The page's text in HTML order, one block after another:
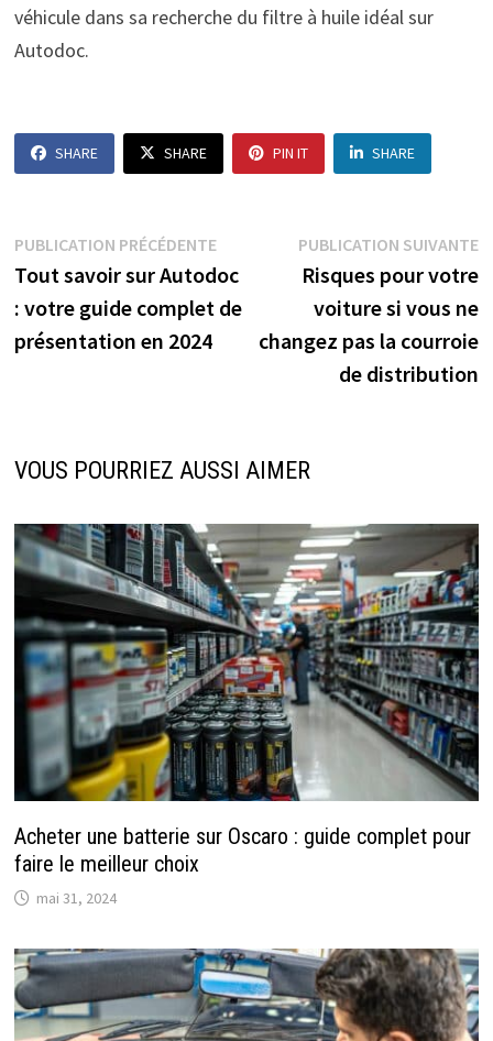
véhicule dans sa recherche du filtre à huile idéal sur
Autodoc.
SHARE SHARE PIN IT SHARE
Navigation
de
l’article
PUBLICATION PRÉCÉDENTEPublication
précédente :
Tout savoir sur Autodoc
: votre guide complet de
présentation en 2024
PUBLICATION SUIVANTE
Risques pour votre
voiture si vous ne
changez pas la courroie
de distribution
VOUS POURRIEZ AUSSI AIMER
Acheter une batterie sur Oscaro : guide complet pour
faire le meilleur choix
mai 31, 2024